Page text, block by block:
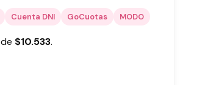
Cuenta DNI GoCuotas MODO
$10.533.